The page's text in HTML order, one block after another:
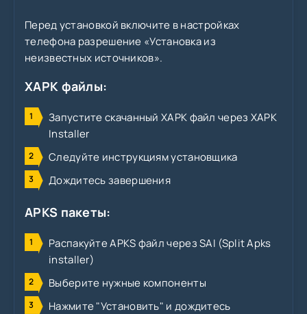
Перед установкой включите в настройках
телефона разрешение «Установка из
неизвестных источников».
XAPK файлы:
Запустите скачанный XAPK файл через XAPK
Installer
Следуйте инструкциям установщика
Дождитесь завершения
APKS пакеты:
Распакуйте APKS файл через SAI (Split Apks
installer)
Выберите нужные компоненты
Нажмите "Установить" и дождитесь